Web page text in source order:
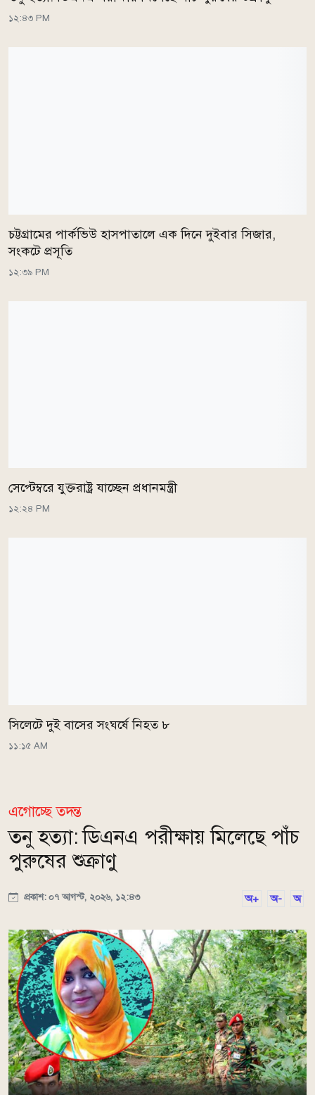
১২:৪৩ PM
চট্টগ্রামের পার্কভিউ হাসপাতালে এক দিনে দুইবার সিজার,
সংকটে প্রসূতি
১২:৩৯ PM
সেপ্টেম্বরে যুক্তরাষ্ট্র যাচ্ছেন প্রধানমন্ত্রী
১২:২৪ PM
সিলেটে দুই বাসের সংঘর্ষে নিহত ৮
১১:১৫ AM
এগোচ্ছে তদন্ত
তনু হত্যা: ডিএনএ পরীক্ষায় মিলেছে পাঁচ
পুরুষের শুক্রাণু
প্রকাশ: ০৭ আগস্ট, ২০২৬, ১২:৪৩ অ+ অ- অ